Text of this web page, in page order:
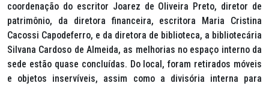
coordenação do escritor Joarez de Oliveira Preto, diretor de
patrimônio, da diretora financeira, escritora Maria Cristina
Cacossi Capodeferro, e da diretora de biblioteca, a bibliotecária
Silvana Cardoso de Almeida, as melhorias no espaço interno da
sede estão quase concluídas. Do local, foram retirados móveis
e objetos inservíveis, assim como a divisória interna para